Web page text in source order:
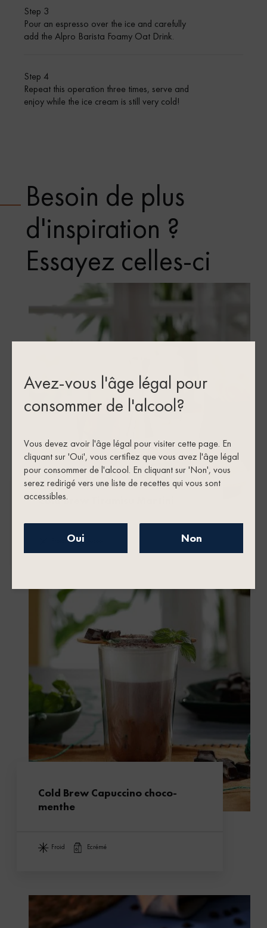
Step 3
Pour an espresso over the ice and carefully
add the Alpro Barista Foamy Oat Drink.
Step 4
Repeat this operation three times, serve and
enjoy while the ice cream is still very cold!
Besoin de plus
d'inspiration ?
Essayez celles-ci
Cold Brew Tiramisu Martini
Cold Brew Capuccino choco-
menthe
froid ecrémé
Avez-vous l'âge légal pour
consommer de l'alcool?
Vous devez avoir l'âge légal pour visiter cette page. En
cliquant sur 'Oui', vous certifiez que vous avez l'âge légal
pour consommer de l'alcool. En cliquant sur 'Non', vous
serez redirigé vers une liste de recettes qui vous sont
accessibles.
Oui Non